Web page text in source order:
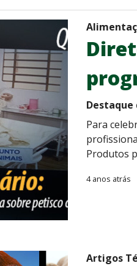
Destaque
Para
Produtos
4 anos atrás
Artigos